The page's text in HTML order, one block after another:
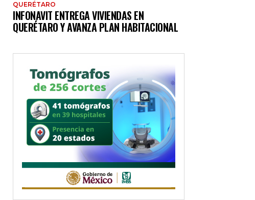
QUERÉTARO
INFONAVIT ENTREGA VIVIENDAS EN
QUERÉTARO Y AVANZA PLAN HABITACIONAL